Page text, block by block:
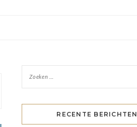
RECENTE BERICHTEN